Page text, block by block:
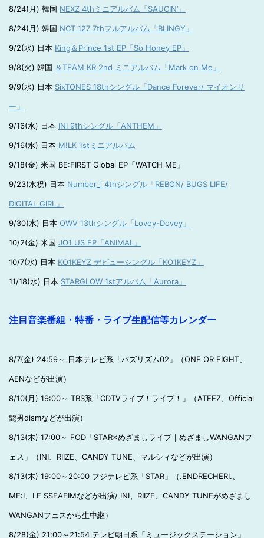
8/24(月) 韓国 NEXZ 4thミニアルバム「SAUCIN’」
8/24(月) 韓国 NCT 127 7thフルアルバム「BLINGY」
9/2(水) 日本 King＆Prince 1st EP「So Honey EP」
9/8(火) 韓国 ＆TEAM KR 2nd ミニアルバム「Mark on Me」
9/9(水) 日本 SixTONES 18thシングル「Dance Forever/ マイオンリ
ー」
9/16(水) 日本 INI 9thシングル「ANTHEM」
9/16(水) 日本 M!LK 1stミニアルバム
9/18(金) 米国 BE:FIRST Global EP「WATCH ME」
9/23(水祝) 日本 Number_i 4thシングル「REBON/ BUGS LIFE/
DIGITAL GIRL」
9/30(水) 日本 OWV 13thシングル「Lovey-Dovey」
10/2(金) 米国 JO1 US EP「ANIMAL」
10/7(水) 日本 KO1KEYZ デビューシングル「KO1KEYZ」
11/18(水) 日本 STARGLOW 1stアルバム「Aurora」
注目音楽番組・特番・ライブ生配信等カレンダー
8/7(金) 24:59～ 日本テレビ系「バズリズム02」（ONE OR EIGHT、
AENなどが出演）
8/10(月) 19:00～ TBS系「CDTVライブ！ライブ！」（ATEEZ、Official
髭男dismなどが出演）
8/13(木) 17:00～ FOD「STAR×めざましライブ｜めざましWANGANフ
ェス」（INI、RIIZE、CANDY TUNE、マルシィなどが出演）
8/13(木) 19:00～20:00 フジテレビ系「STAR」（.ENDRECHERI.、
ME:I、LE SSEAFIMなどが出演/ INI、RIIZE、CANDY TUNEがめざまし
WANGANフェスから生中継）
8/28(金) 21:00～21:54 テレビ朝日系「ミュージックステーション」